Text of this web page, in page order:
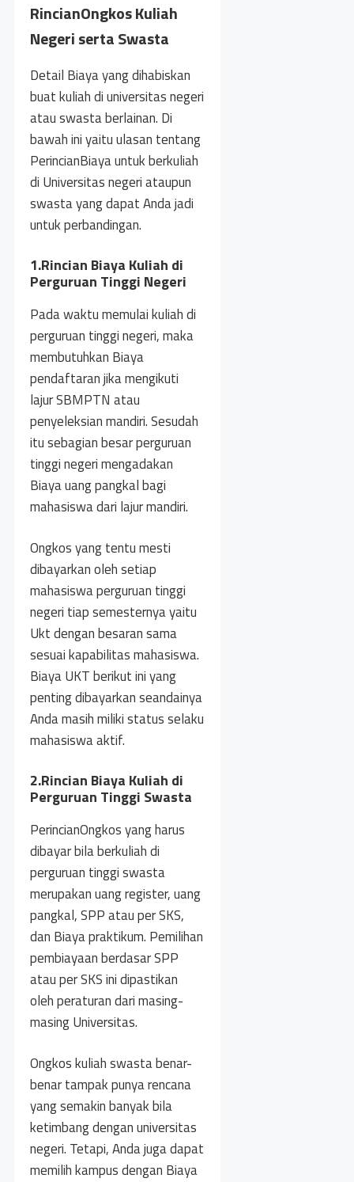
RincianOngkos Kuliah
Negeri serta Swasta
Detail Biaya yang dihabiskan
buat kuliah di universitas negeri
atau swasta berlainan. Di
bawah ini yaitu ulasan tentang
PerincianBiaya untuk berkuliah
di Universitas negeri ataupun
swasta yang dapat Anda jadi
untuk perbandingan.
1.Rincian Biaya Kuliah di
Perguruan Tinggi Negeri
Pada waktu memulai kuliah di
perguruan tinggi negeri, maka
membutuhkan Biaya
pendaftaran jika mengikuti
lajur SBMPTN atau
penyeleksian mandiri. Sesudah
itu sebagian besar perguruan
tinggi negeri mengadakan
Biaya uang pangkal bagi
mahasiswa dari lajur mandiri.
Ongkos yang tentu mesti
dibayarkan oleh setiap
mahasiswa perguruan tinggi
negeri tiap semesternya yaitu
Ukt dengan besaran sama
sesuai kapabilitas mahasiswa.
Biaya UKT berikut ini yang
penting dibayarkan seandainya
Anda masih miliki status selaku
mahasiswa aktif.
2.Rincian Biaya Kuliah di
Perguruan Tinggi Swasta
PerincianOngkos yang harus
dibayar bila berkuliah di
perguruan tinggi swasta
merupakan uang register, uang
pangkal, SPP atau per SKS,
dan Biaya praktikum. Pemilihan
pembiayaan berdasar SPP
atau per SKS ini dipastikan
oleh peraturan dari masing-
masing Universitas.
Ongkos kuliah swasta benar-
benar tampak punya rencana
yang semakin banyak bila
ketimbang dengan universitas
negeri. Tetapi, Anda juga dapat
memilih kampus dengan Biaya